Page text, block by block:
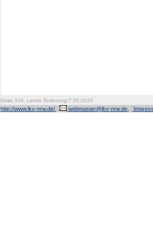
Seite 316, Letzte Änderung:7.05.2020
http://www.lkv-nrw.de/ webmaster@lkv-nrw.de